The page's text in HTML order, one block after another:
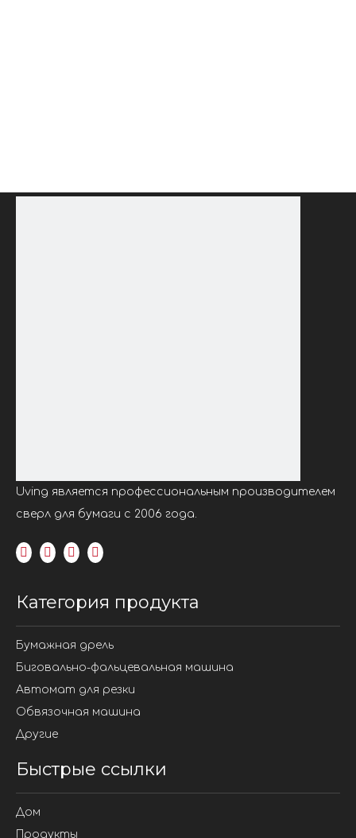
Uving является профессиональным производителем
сверл для бумаги с 2006 года.
Категория продукта
Бумажная дрель
Биговально-фальцевальная машина
Автомат для резки
Обвязочная машина
Другие
Быстрые ссылки
Дом
Продукты